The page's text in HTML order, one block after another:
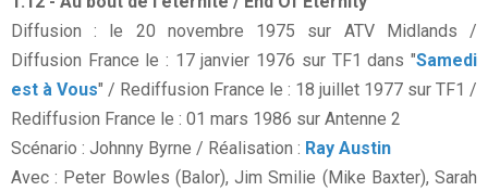
Diffusion : le 20 novembre 1975 sur ATV Midlands /
Diffusion France le : 17 janvier 1976 sur TF1 dans "Samedi
est à Vous" / Rediffusion France le : 18 juillet 1977 sur TF1 /
Rediffusion France le : 01 mars 1986 sur Antenne 2
Scénario : Johnny Byrne / Réalisation : Ray Austin
Avec : Peter Bowles (Balor), Jim Smilie (Mike Baxter), Sarah